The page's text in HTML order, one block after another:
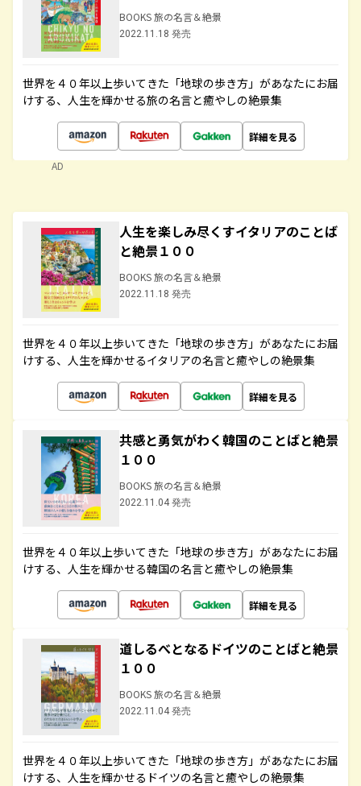
BOOKS 旅の名言＆絶景
2022.11.18 発売
世界を４０年以上歩いてきた「地球の歩き方」があなたにお届
けする、人生を輝かせる旅の名言と癒やしの絶景集
詳細を見る
AD
人生を楽しみ尽くすイタリアのことば
と絶景１００
BOOKS 旅の名言＆絶景
2022.11.18 発売
世界を４０年以上歩いてきた「地球の歩き方」があなたにお届
けする、人生を輝かせるイタリアの名言と癒やしの絶景集
詳細を見る
共感と勇気がわく韓国のことばと絶景
１００
BOOKS 旅の名言＆絶景
2022.11.04 発売
世界を４０年以上歩いてきた「地球の歩き方」があなたにお届
けする、人生を輝かせる韓国の名言と癒やしの絶景集
詳細を見る
道しるべとなるドイツのことばと絶景
１００
BOOKS 旅の名言＆絶景
2022.11.04 発売
世界を４０年以上歩いてきた「地球の歩き方」があなたにお届
けする、人生を輝かせるドイツの名言と癒やしの絶景集